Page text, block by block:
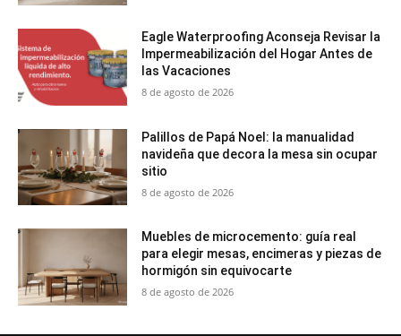
Eagle Waterproofing Aconseja Revisar la
Impermeabilización del Hogar Antes de
las Vacaciones
8 de agosto de 2026
Palillos de Papá Noel: la manualidad
navideña que decora la mesa sin ocupar
sitio
8 de agosto de 2026
Muebles de microcemento: guía real
para elegir mesas, encimeras y piezas de
hormigón sin equivocarte
8 de agosto de 2026